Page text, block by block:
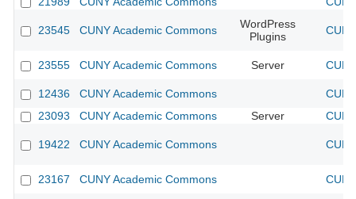
23545 CUNY Academic Commons
WordPress
Plugins
23555 CUNY Academic Commons Server
12436 CUNY Academic Commons
23093
CUNY Academic Commons Server
19422 CUNY Academic Commons
23167 CUNY Academic Commons